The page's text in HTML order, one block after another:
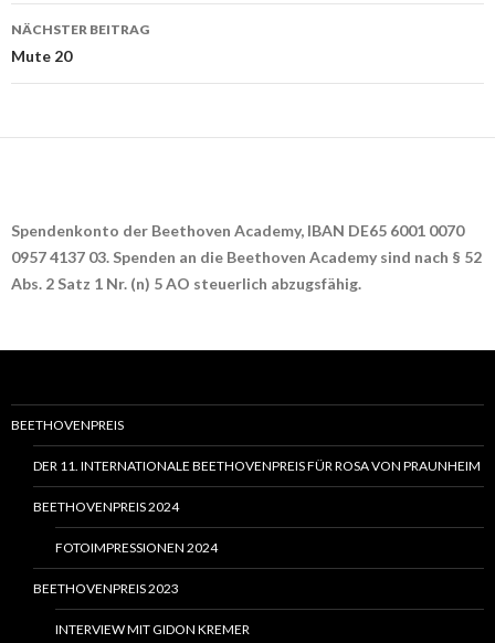
NÄCHSTER BEITRAG
Mute 20
Spendenkonto der Beethoven Academy, IBAN DE65 6001 0070
0957 4137 03. Spenden an die Beethoven Academy sind nach § 52
Abs. 2 Satz 1 Nr. (n) 5 AO steuerlich abzugsfähig.
BEETHOVENPREIS
DER 11. INTERNATIONALE BEETHOVENPREIS FÜR ROSA VON PRAUNHEIM
BEETHOVENPREIS 2024
FOTOIMPRESSIONEN 2024
BEETHOVENPREIS 2023
INTERVIEW MIT GIDON KREMER